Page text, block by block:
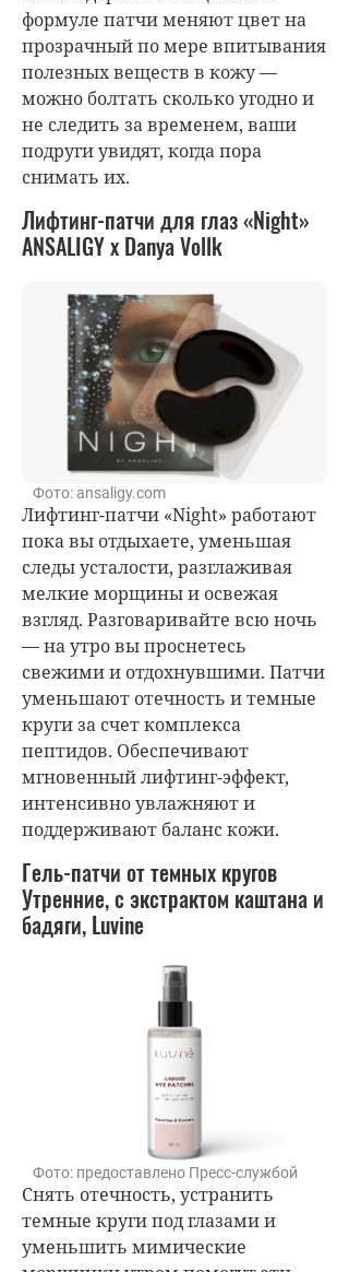
формуле патчи меняют цвет на
прозрачный по мере впитывания
полезных веществ в кожу —
можно болтать сколько угодно и
не следить за временем, ваши
подруги увидят, когда пора
снимать их.
Лифтинг-патчи для глаз «Night»
ANSALIGY x Danya Vollk
Фото: ansaligy.com
Лифтинг-патчи «Night» работают
пока вы отдыхаете, уменьшая
следы усталости, разглаживая
мелкие морщины и освежая
взгляд. Разговаривайте всю ночь
— на утро вы проснетесь
свежими и отдохнувшими. Патчи
уменьшают отечность и темные
круги за счет комплекса
пептидов. Обеспечивают
мгновенный лифтинг-эффект,
интенсивно увлажняют и
поддерживают баланс кожи.
Гель-патчи от темных кругов
Утренние, с экстрактом каштана и
бадяги, Luvine
Фото: предоставлено Пресс-службой
Снять отечность, устранить
темные круги под глазами и
уменьшить мимические